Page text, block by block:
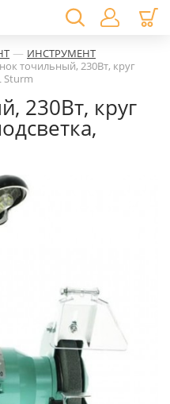
— ИНСТРУМЕНТ
точильный, 230Вт, круг
Sturm
230Вт, круг